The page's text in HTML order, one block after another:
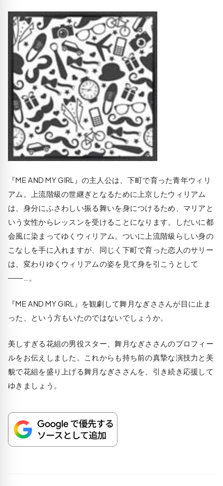
『ME AND MY GIRL』の主人公は、下町で育った青年ウィリ
アム。上流階級の世継ぎとなるために上京したウィリアム
は、身分にふさわしい振る舞いを身につけるため、マリアと
いう女性からレッスンを受けることになります。しだいに都
会風に染まってゆくウィリアム。ついに上流階級らしい身の
こなしを手に入れますが、同じく下町で育った恋人のサリー
は、変わりゆくウィリアムの姿を見て身を引こうとして
――…。
『ME AND MY GIRL』を観劇して舞月なぎささんが目に止ま
った、という方もいたのではないでしょうか。
美しすぎる花組の男役スター、舞月なぎささんのプロフィー
ルをお伝えしました。これからも持ち前の真摯な演技力と美
貌で花組を盛り上げる舞月なぎささんを、引き続き応援して
ゆきましょう。